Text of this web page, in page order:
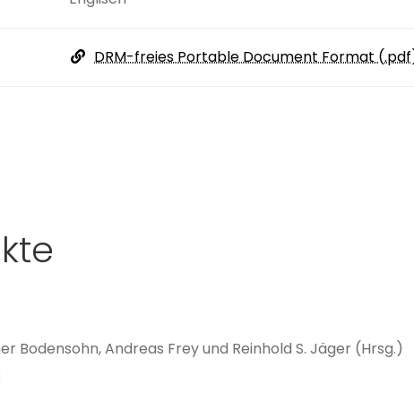
DRM-freies Portable Document Format
Bodensohn, Andreas Frey und Reinhold S. Jäger (Hrsg.)